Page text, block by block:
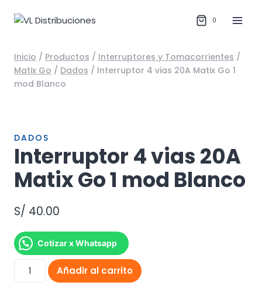
0
Inicio / Productos / Interruptores y Tomacorrientes /
Matix Go / Dados / Interruptor 4 vias 20A Matix Go 1
mod Blanco
DADOS
Interruptor 4 vias 20A
Matix Go 1 mod Blanco
S/ 40.00
Cotizar x Whatsapp
Interruptor
4
Añadir al carrito